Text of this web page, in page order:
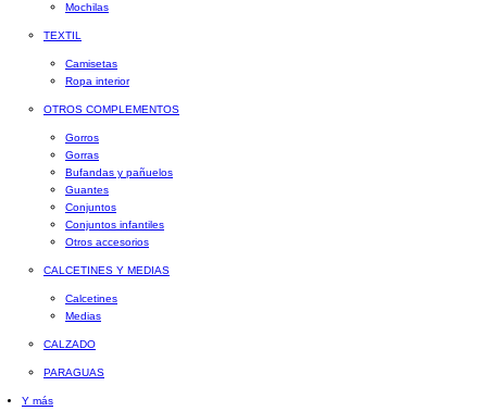
Mochilas
TEXTIL
Camisetas
Ropa interior
OTROS COMPLEMENTOS
Gorros
Gorras
Bufandas y pañuelos
Guantes
Conjuntos
Conjuntos infantiles
Otros accesorios
CALCETINES Y MEDIAS
Calcetines
Medias
CALZADO
PARAGUAS
Y más